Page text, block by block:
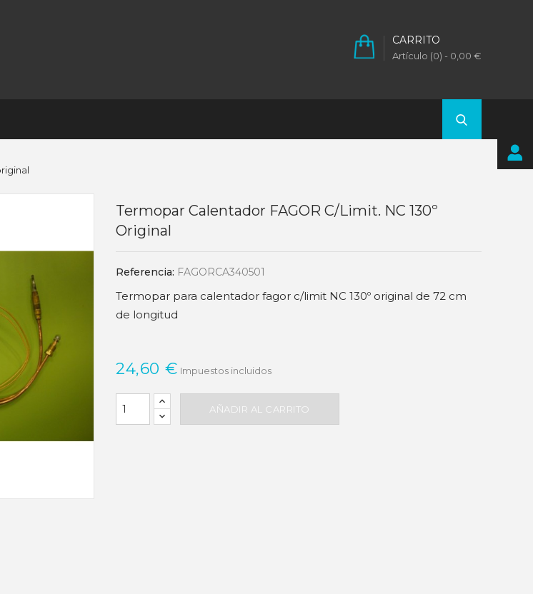
CARRITO
Artículo (0) - 0,00 €
Termopar Calentador FAGOR C/limit. NC 130º
Original
Referencia: FAGORCA340501
Termopar para calentador fagor c/limit NC 130º original de 72 cm
de longitud
24,60 € Impuestos incluidos
AÑADIR AL CARRITO